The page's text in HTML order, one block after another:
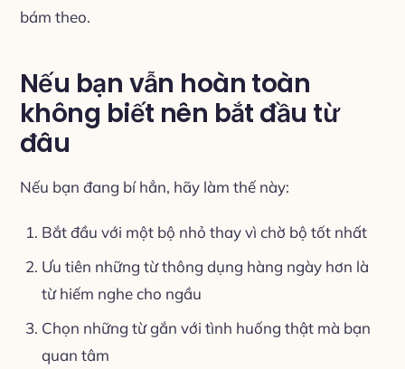
bám theo.
Nếu bạn vẫn hoàn toàn
không biết nên bắt đầu từ
đâu
Nếu bạn đang bí hẳn, hãy làm thế này:
Bắt đầu với một bộ nhỏ thay vì chờ bộ tốt nhất
Ưu tiên những từ thông dụng hàng ngày hơn là
từ hiếm nghe cho ngầu
Chọn những từ gắn với tình huống thật mà bạn
quan tâm